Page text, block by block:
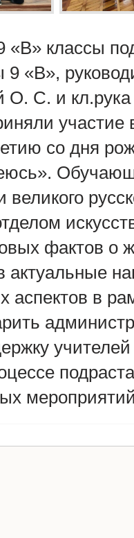
классы
«В»,
О. С. и
участие
со дня
фактов о
актуальные
аспектов в